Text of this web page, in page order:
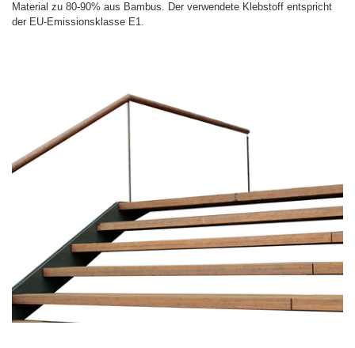
Material zu 80-90% aus Bambus. Der verwendete Klebstoff entspricht
der EU-Emissionsklasse E1.